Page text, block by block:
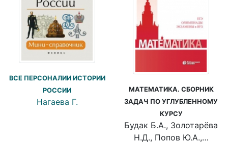
ВСЕ ПЕРСОНАЛИИ ИСТОРИИ
РОССИИ
Нагаева Г.
МАТЕМАТИКА. СБОРНИК
ЗАДАЧ ПО УГЛУБЛЕННОМУ
КУРСУ
Будак Б.А., Золотарёва
Н.Д., Попов Ю.А.,…